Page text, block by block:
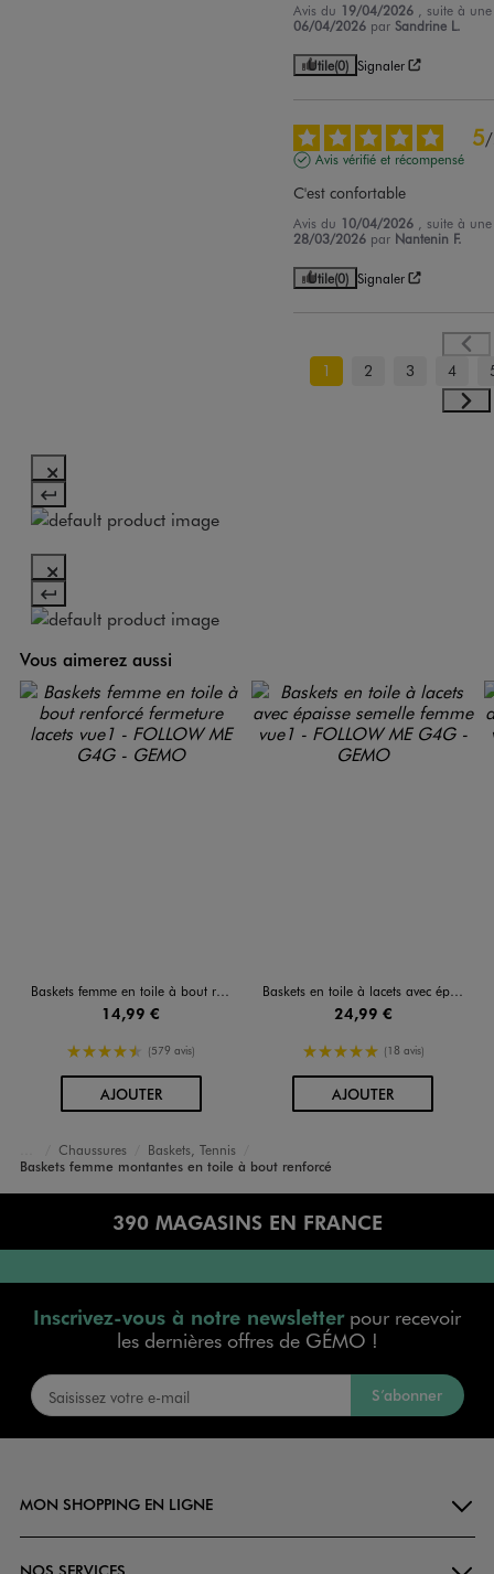
Avis du 19/04/2026
, suite à
06/04/2026 par Sandrine L.
Utile(0) Signaler
5/
Avis vérifié et récompensé
C'est confortable
Avis du 10/04/2026
, suite à
28/03/2026 par Nantenin F.
Utile(0) Signaler
1 2 3 4
Vous aimerez aussi
Baskets femme en toile à bout renforcé fermeture lacets
14,99 €
4.5/5 de moyenne
(579 avis)
AJOUTERAU PANIER
Baskets en toile à lacets avec épaisse semelle femme
24,99 €
5/5 de moyenne
(18 avis)
AJOUTERAU PANIER
Accueil
Femme
Chaussures
Baskets, Tennis
Baskets femme montantes en toile à bout renforcé
390 MAGASINS EN FRANCE
Inscrivez-vous à notre newsletterpour recevoir
les dernières offres de GÉMO !
S’abonner
MON SHOPPING EN LIGNE